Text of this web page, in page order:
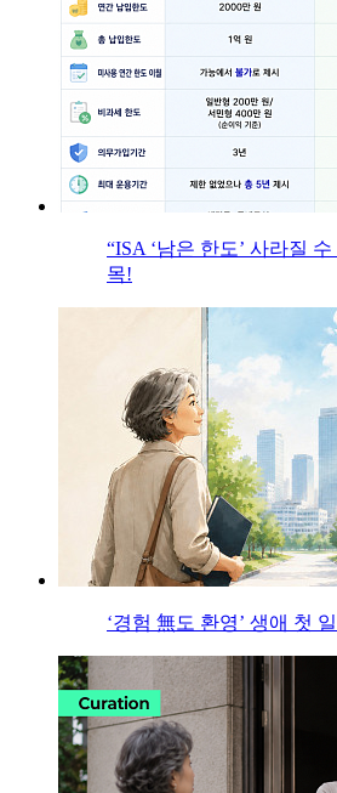
“ISA ‘남은 한도’ 사라질
목!
‘경험 無도 환영’ 생애 첫